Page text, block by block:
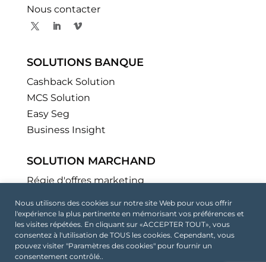
SOLUTIONS BANQUE
Cashback Solution
MCS Solution
Easy Seg
Business Insight
SOLUTION MARCHAND
Régie d'offres marketing
Nous contacter
Politique de confidentialité Mentions légales
Nous utilisons des cookies sur notre site Web pour vous offrir
l'expérience la plus pertinente en mémorisant vos préférences et
les visites répétées. En cliquant sur «ACCEPTER TOUT», vous
consentez à l'utilisation de TOUS les cookies. Cependant, vous
pouvez visiter "Paramètres des cookies" pour fournir un
consentement contrôlé..